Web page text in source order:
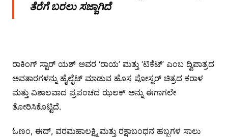
ತೆರೆಗೆ ಬರಲು ಸಜ್ಜಾಗಿದೆ
ರಾಕಿಂಗ್ ಸ್ಟಾರ್ ಯಶ್ ಅವರ ‘ರಾಯ’ ಮತ್ತು ‘ಟಿಕೆಟ್’ ಎಂಬ ದ್ವಿಪಾತ್ರದ
ಅವತಾರಗಳನ್ನು ಹೈಲೈಟ್ ಮಾಡುವ ಹೊಸ ಪೋಸ್ಟರ್ ಚಿತ್ರದ ಕರಾಳ
ಮತ್ತು ವಿಶಾಲವಾದ ಪ್ರಪಂಚದ ಝಲಕ್ ಅನ್ನು ಈಗಾಗಲೇ
ತೋರಿಸಿಕೊಟ್ಟಿದೆ.
ಓಣಂ, ಈದ್, ವರಮಹಾಲಕ್ಷ್ಮಿ ಮತ್ತು ರಕ್ಷಾಬಂಧನ ಹಬ್ಬಗಳ ಸಾಲು